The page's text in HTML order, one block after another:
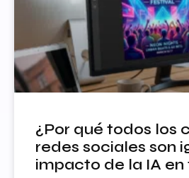
¿Por qué todos los
redes sociales son
impacto de la IA